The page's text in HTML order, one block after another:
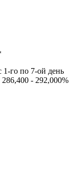
1-го по 7-ой день
- 292,000%